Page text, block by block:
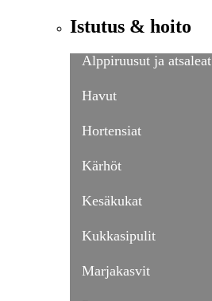
Istutus & hoito
Alppiruusut ja atsaleat
Havut
Hortensiat
Kärhöt
Kesäkukat
Kukkasipulit
Marjakasvit